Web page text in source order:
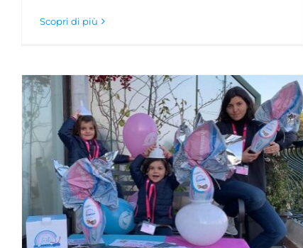
Scopri di più
Si avvicina la Pasqua: oggi
che mai c’è bisogno di un
Uovo Amico!
NEWS